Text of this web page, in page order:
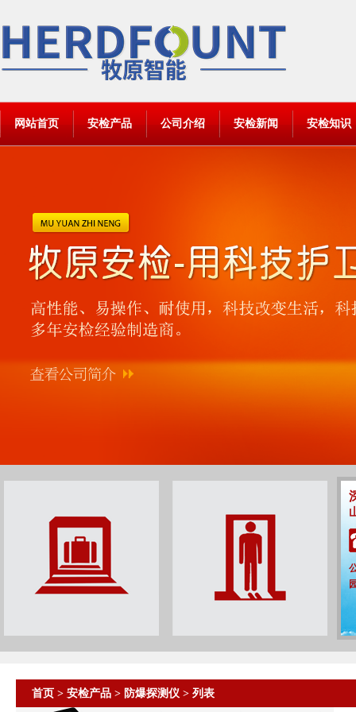
网站首页 安检产品 公司介绍 安检新闻 安检知识
首页 > 安检产品 > 防爆探测仪 > 列表